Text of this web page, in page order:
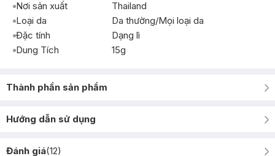
Nơi sản xuất
Thailand
Loại da
Da thường/Mọi loại da
Đặc tính
Dạng lì
Dung Tích
15g
Thành phần sản phẩm
Hướng dẫn sử dụng
Đánh giá(12)